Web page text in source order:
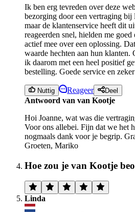
Ik ben erg tevreden over deze
bezorging door een vertraging bij
maar de klantenservice heeft dit
reageerden snel, hielden me
actief mee over een oplossing.
waarde hechten aan hun
ik daarom met een heel positief
bestelling. Goede service en
Nuttig Reageer Deel
Antwoord van van Kootje
Hoi Joanne, wat was die
Voor ons allebei. Fijn dat we het
nogmaals dank voor je begrip.
Groeten, Mariko
Hoe zou je van Kootje
Linda